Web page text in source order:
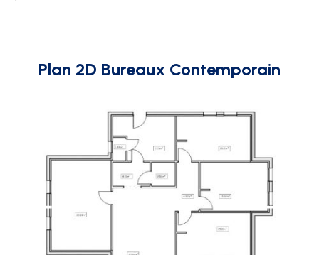
Plan 2D Bureaux Contemporain